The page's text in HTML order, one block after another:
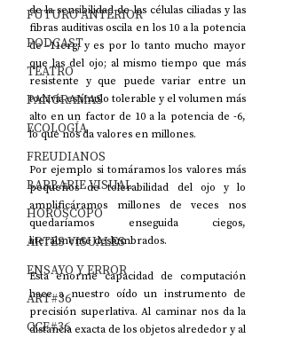
FUTURO ANTERIOR
PODCAST
TEATRO
PANORAMAS
ECOLOGÍA
FREUDIANOS
BARBARIE VISUAL
HORÓSCOPO
ARTES VISUALES
ENSAYO Y ERROR
ART#36
CCF#36
de la sensibilidad de las células ciliadas y las
fibras auditivas oscila en los 10 a la potencia
de -11erg; y es por lo tanto mucho mayor
que las del ojo; al mismo tiempo que más
resistente y que puede variar entre un
todavía estímulo tolerable y el volumen más
alto en un factor de 10 a la potencia de -6,
lo que nos da valores en millones.
Por ejemplo si tomáramos los valores más
pequeños de tolerabilidad del ojo y lo
amplificáramos millones de veces nos
quedaríamos enseguida ciegos,
literalmente deslumbrados.
Esta enorme capacidad de computación
hace a nuestro oído un instrumento de
precisión superlativa. Al caminar nos da la
distancia exacta de los objetos alrededor y al